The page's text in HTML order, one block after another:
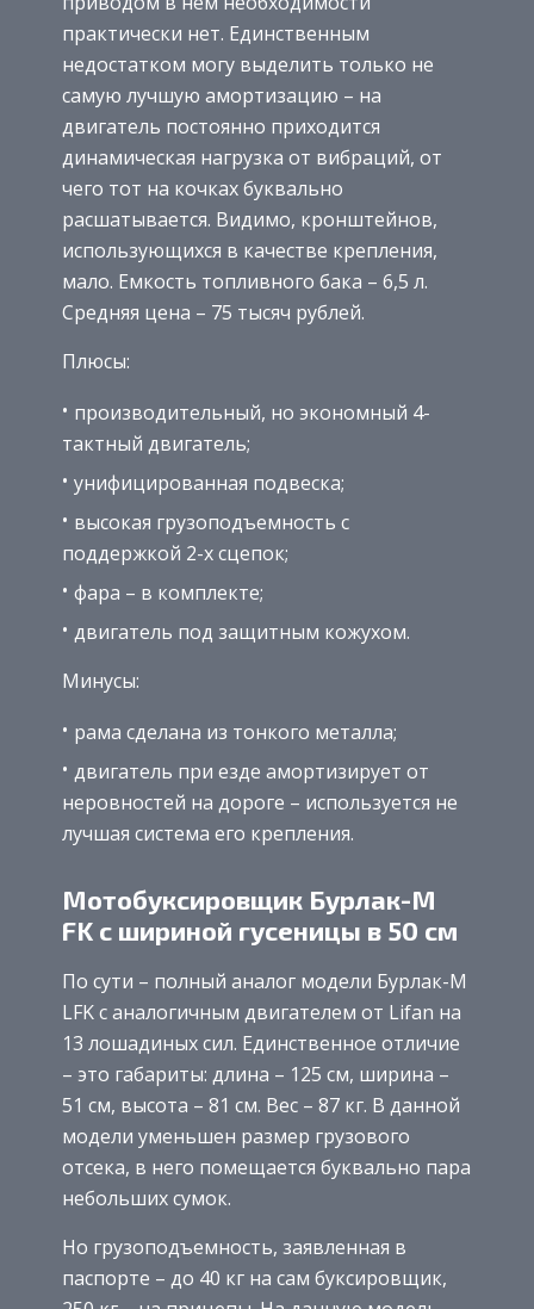
практически нет. Единственным
недостатком могу выделить только не
самую лучшую амортизацию – на
двигатель постоянно приходится
динамическая нагрузка от вибраций, от
чего тот на кочках буквально
расшатывается. Видимо, кронштейнов,
использующихся в качестве крепления,
мало. Емкость топливного бака – 6,5 л.
Средняя цена – 75 тысяч рублей.
Плюсы:
производительный, но экономный 4-
тактный двигатель;
унифицированная подвеска;
высокая грузоподъемность с
поддержкой 2-х сцепок;
фара – в комплекте;
двигатель под защитным кожухом.
Минусы:
рама сделана из тонкого металла;
двигатель при езде амортизирует от
неровностей на дороге – используется не
лучшая система его крепления.
Мотобуксировщик Бурлак-М
FK с шириной гусеницы в 50 см
По сути – полный аналог модели Бурлак-M
LFK с аналогичным двигателем от Lifan на
13 лошадиных сил. Единственное отличие
– это габариты: длина – 125 см, ширина –
51 см, высота – 81 см. Вес – 87 кг. В данной
модели уменьшен размер грузового
отсека, в него помещается буквально пара
небольших сумок.
Но грузоподъемность, заявленная в
паспорте – до 40 кг на сам буксировщик,